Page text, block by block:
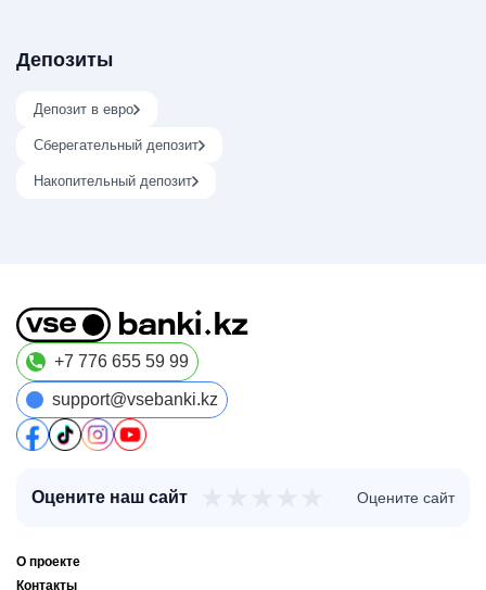
Депозиты
Депозит в евро
Сберегательный депозит
Накопительный депозит
+7 776 655 59 99
support@vsebanki.kz
Оцените наш сайт Оцените сайт
О проекте
Контакты